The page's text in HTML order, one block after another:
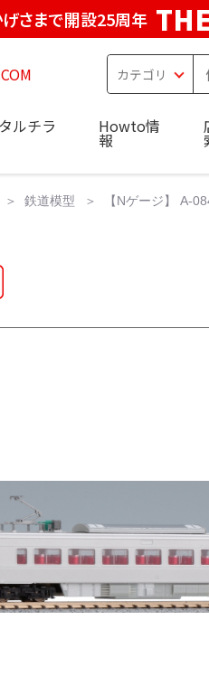
げさまで開設25周年
ルチラ Howto情
報
鉄道模型 【Nゲージ】 A-